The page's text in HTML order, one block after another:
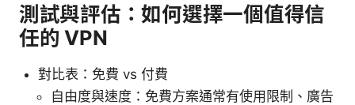
測試與評估：如何選擇一個值得信
任的 VPN
對比表：免費 vs 付費
自由度與速度：免費方案通常有使用限制、廣告